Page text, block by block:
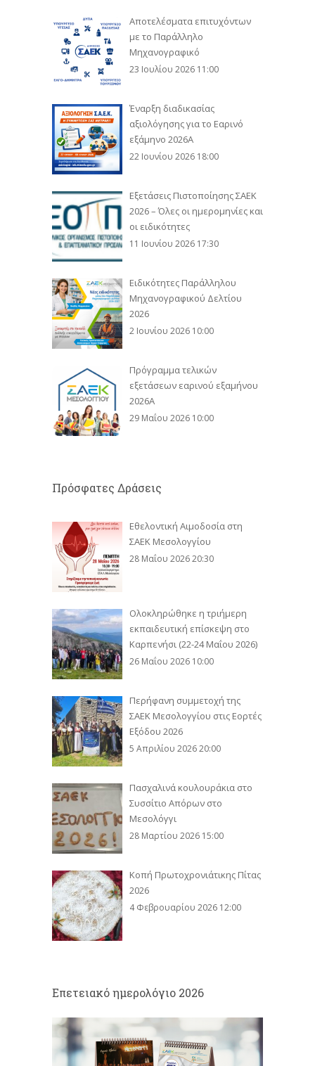
Αποτελέσματα επιτυχόντων
με το Παράλληλο
Μηχανογραφικό
23 Ιουλίου 2026 11:00
Έναρξη διαδικασίας
αξιολόγησης για το Εαρινό
εξάμηνο 2026Α
22 Ιουνίου 2026 18:00
Εξετάσεις Πιστοποίησης ΣΑΕΚ
2026 – Όλες οι ημερομηνίες και
οι ειδικότητες
11 Ιουνίου 2026 17:30
Ειδικότητες Παράλληλου
Μηχανογραφικού Δελτίου
2026
2 Ιουνίου 2026 10:00
Πρόγραμμα τελικών
εξετάσεων εαρινού εξαμήνου
2026Α
29 Μαΐου 2026 10:00
Πρόσφατες Δράσεις
Εθελοντική Αιμοδοσία στη
ΣΑΕΚ Μεσολογγίου
28 Μαΐου 2026 20:30
Ολοκληρώθηκε η τριήμερη
εκπαιδευτική επίσκεψη στο
Καρπενήσι (22-24 Μαΐου 2026)
26 Μαΐου 2026 10:00
Περήφανη συμμετοχή της
ΣΑΕΚ Μεσολογγίου στις Εορτές
Εξόδου 2026
5 Απριλίου 2026 20:00
Πασχαλινά κουλουράκια στο
Συσσίτιο Απόρων στο
Μεσολόγγι
28 Μαρτίου 2026 15:00
Κοπή Πρωτοχρονιάτικης Πίτας
2026
4 Φεβρουαρίου 2026 12:00
Eπετειακό ημερολόγιο 2026